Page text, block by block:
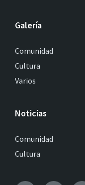
Galería
Comunidad
Cultura
Varios
Noticias
Comunidad
Cultura